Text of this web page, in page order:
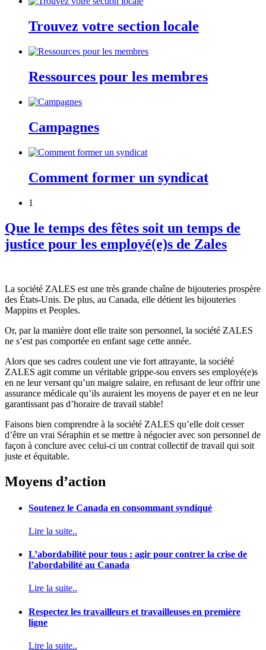
Trouvez votre section locale
Ressources pour les membres
Campagnes
Comment former un syndicat
1
Que le temps des fêtes soit un temps de
justice pour les employé(e)s de Zales
La société ZALES est une très grande chaîne de bijouteries prospère
des États-Unis. De plus, au Canada, elle détient les bijouteries
Mappins et Peoples.
Or, par la manière dont elle traite son personnel, la société ZALES
ne s’est pas comportée en enfant sage cette année.
Alors que ses cadres coulent une vie fort attrayante, la société
ZALES agit comme un véritable grippe-sou envers ses employé(e)s
en ne leur versant qu’un maigre salaire, en refusant de leur offrir une
assurance médicale qu’ils auraient les moyens de payer et en ne leur
garantissant pas d’horaire de travail stable!
Faisons bien comprendre à la société ZALES qu’elle doit cesser
d’être un vrai Séraphin et se mettre à négocier avec son personnel de
façon à conclure avec celui-ci un contrat collectif de travail qui soit
juste et équitable.
Moyens d’action
Soutenez le Canada en consommant syndiqué
Lire la suite..
L’abordabilité pour tous : agir pour contrer la crise de
l’abordabilité au Canada
Lire la suite..
Respectez les travailleurs et travailleuses en première
ligne
Lire la suite..